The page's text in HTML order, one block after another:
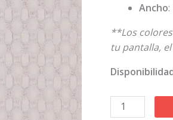
Ancho
**Los
tu pantalla,